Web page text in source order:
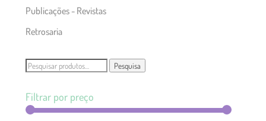
Publicações - Revistas
Retrosaria
Pesquisar
Pesquisa
Filtrar por preço